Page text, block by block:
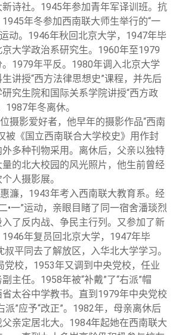
诗社。1945年参加青年军译训班。抗
年冬参加西南联大师生举行的“一
动。1946年秋回北京大学，1947年毕
大学政治系研究生。1960年至1979
1979年平反。1980年调入北京大学
讲授“西方法律思想史”课程，并先后
究生院和国际关系学院讲授“西方政
1987年冬离休。
摄影爱好者，他早年的摄影作品“西南
被《国立西南联合大学校史》用作封
多种刊物采用。离休后，父亲以独特
的北大校园的风光照片，他生前曾经
人摄影展。
濂，1943年考入西南联大教育系。经
•一”运动，亲眼目睹了同一宿舍潘琰烈
了反内战、争民主行列。又参加了新
年复员回北京大学，1947年毕
平同去了解放区，入华北大学学习。
党校，1953年又调到中央党校，任业
主任。1958年被“补戴”了“右派”帽
太谷中学教书。直到1979年中央党校
派”应予“改正”。1982年，母亲离休后
亲定居北大。1984年起她在西南联大